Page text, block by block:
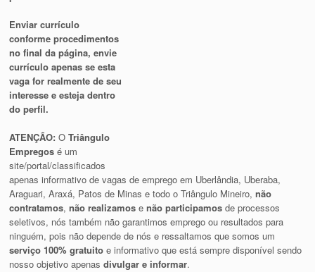
Enviar currículo
conforme procedimentos
no final da página, envie
currículo apenas se esta
vaga for realmente de seu
interesse e esteja dentro
do perfil.
ATENÇÃO: OTriângulo
Empregos é um
site/portal/classificados
apenas informativo de vagas de emprego em Uberlândia, Uberaba,
Araguari, Araxá, Patos de Minas e todo o Triângulo Mineiro,não
contratamos,não realizamos enão participamos de processos
seletivos, nós também não garantimos emprego ou resultados para
ninguém, pois não depende de nós e ressaltamos que somos um
serviço 100% gratuito e informativo que está sempre disponível sendo
nosso objetivo apenasdivulgar e informar.